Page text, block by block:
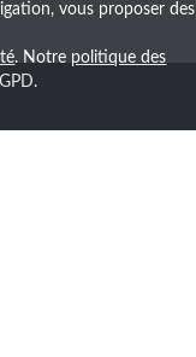
vous proposer des
. Notre politique des